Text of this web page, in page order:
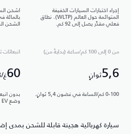
إجراء اختبارات السيارات الخفيفة
المتوائمة حول العالم (WLTP). نطاق
فعلي مقدَّر يصل إلى 92 كم. الشحن
من 0 إلى 100 كم/ساعة (بدايةً من)
5,6ثوانٍ
0-100 كم/الساعة في غضون 5,4 ثوانٍ.
60
بدون
وضع EV (السيارة الكهربائية).
سيارة كهربائية هجينة قابلة للشحن بمدى